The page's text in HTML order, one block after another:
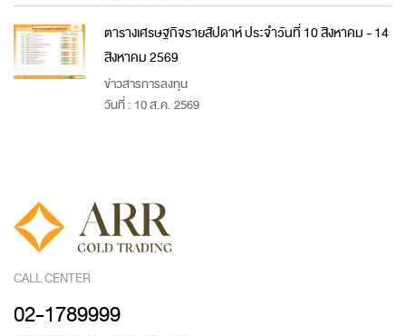
ตารางเศรษฐกิจรายสัปดาห์ ประจำวันที่ 10 สิงหาคม - 14
สิงหาคม 2569
ข่าวสารการลงทุน
วันที่ : 10 ส.ค. 2569
CALL CENTER
02-1789999